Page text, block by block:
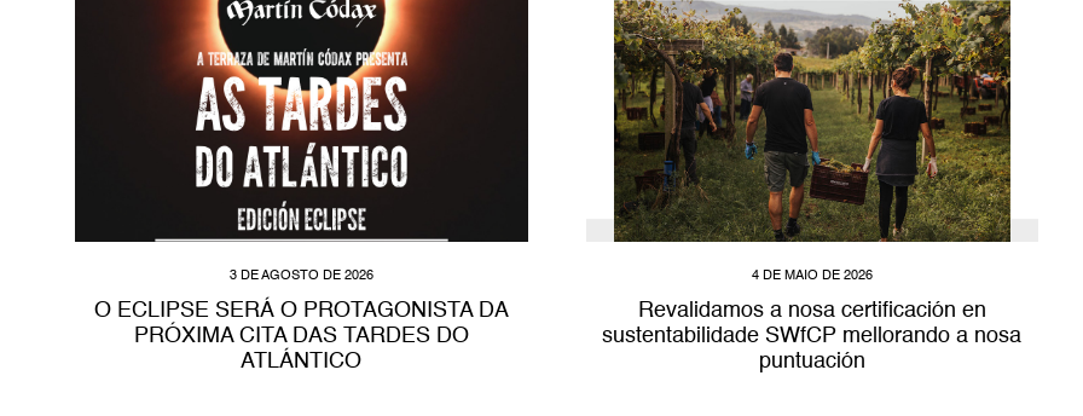
3 DE AGOSTO DE 2026
O ECLIPSE SERÁ O PROTAGONISTA DA
PRÓXIMA CITA DAS TARDES DO
ATLÁNTICO
4 DE MAIO DE 2026
Revalidamos a nosa certificación en
sustentabilidade SWfCP mellorando a nosa
puntuación